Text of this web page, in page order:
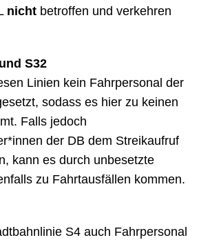
nicht betroffen und verkehren
S32
Linien kein Fahrpersonal der
sodass es hier zu keinen
Falls jedoch
der DB dem Streikaufruf
kann es durch unbesetzte
zu Fahrtausfällen kommen.
S4 auch Fahrpersonal